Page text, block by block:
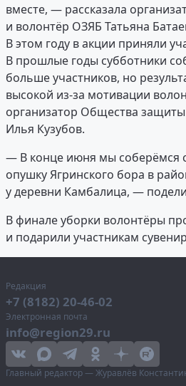
вместе, — рассказала
и волонтёр ОЗЯБ Татьяна
В этом году в акции приняли
В прошлые годы субботники
больше участников, но
высокой из-за мотивации
организатор Общества
Илья Кузубов.
— В конце июня мы соберёмся
опушку Ягринского бора в
у деревни Камбалица, —
В финале уборки волонтёры
и подарили участникам
Редакция
+7 (8182) 20-46-02
Электронная почта
info@region29.ru
Главный редактор — Журавлёв